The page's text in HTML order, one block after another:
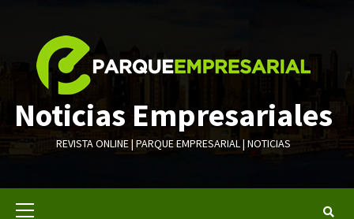
contenido
Noticias Empresariales
REVISTA ONLINE | PARQUE EMPRESARIAL | NOTICIAS